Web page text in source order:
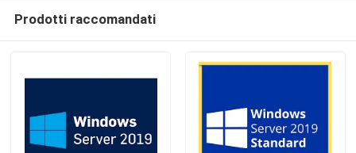
Prodotti raccomandati